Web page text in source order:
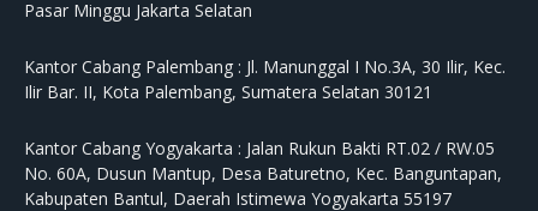
Pasar Minggu Jakarta Selatan
Kantor Cabang Palembang : Jl. Manunggal I No.3A, 30 Ilir, Kec.
Ilir Bar. II, Kota Palembang, Sumatera Selatan 30121
Kantor Cabang Yogyakarta : Jalan Rukun Bakti RT.02 / RW.05
No. 60A, Dusun Mantup, Desa Baturetno, Kec. Banguntapan,
Kabupaten Bantul, Daerah Istimewa Yogyakarta 55197